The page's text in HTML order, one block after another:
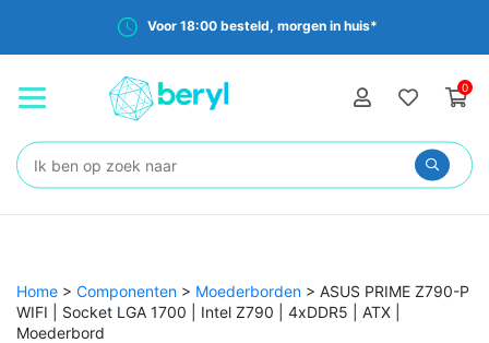
Voor 18:00 besteld, morgen in huis*
0
Zoeken:
Home > Componenten > Moederborden > ASUS PRIME Z790-P
WIFI | Socket LGA 1700 | Intel Z790 | 4xDDR5 | ATX |
Moederbord